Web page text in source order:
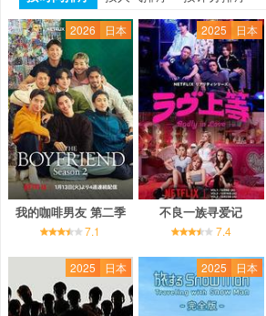
2026 日本
我的咖啡男友 第二季
7.1
2025 日本
不良一族寻爱记
7.4
2025 日本 2025 日本